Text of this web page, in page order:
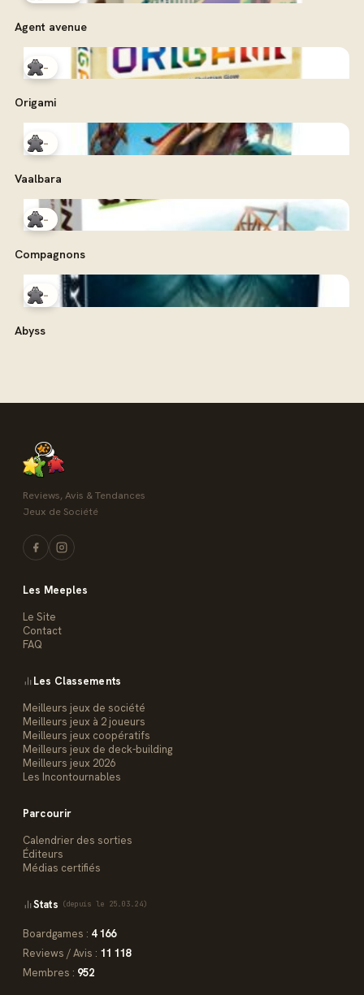
Agent avenue
-
Origami
-
Vaalbara
-
Compagnons
-
Abyss
Reviews, Avis & Tendances
Jeux de Société
Les Meeples
Le Site
Contact
FAQ
Les Classements
Meilleurs jeux de société
Meilleurs jeux à 2 joueurs
Meilleurs jeux coopératifs
Meilleurs jeux de deck-building
Meilleurs jeux 2026
Les Incontournables
Parcourir
Calendrier des sorties
Éditeurs
Médias certifiés
Stats (depuis le 25.03.24)
Boardgames : 4 166
Reviews / Avis : 11 118
Membres : 952